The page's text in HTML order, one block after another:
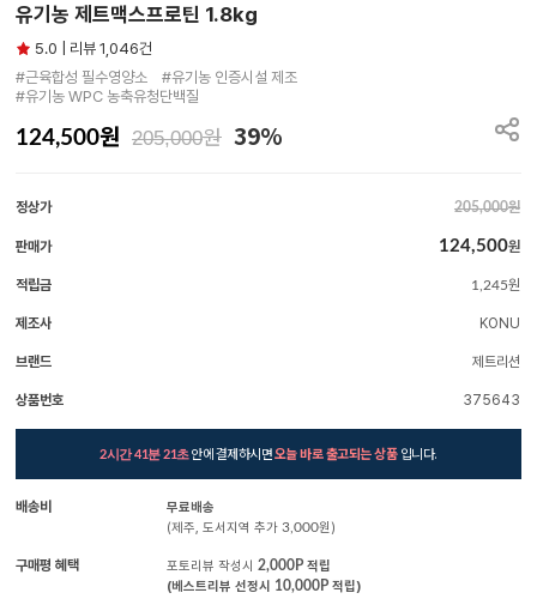
유기농 제트맥스프로틴 1.8kg
5.0 | 리뷰 1,046건
#근육합성 필수영양소　#유기농 인증시설 제조
#유기농 WPC 농축유청단백질
124,500원 205,000원 39%
정상가 205,000원
판매가 124,500원
적립금 1,245원
제조사 KONU
브랜드 제트리션
상품번호 375643
2시간 41분 20초안에 결제하시면오늘 바로 출고되는 상품입니다.
배송비
무료배송
(제주, 도서지역 추가 3,000원)
구매평 혜택 포토리뷰 작성시 2,000P적립
(베스트리뷰 선정시 10,000P적립)